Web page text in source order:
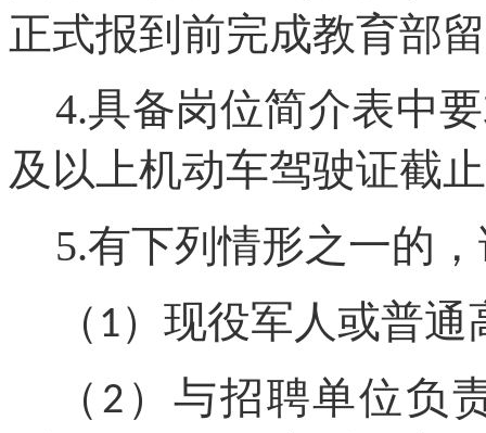
正式报到前完成教育部
4.具备岗位简介表中
及以上机动车驾驶证截
5.有下列情形之一的
（ 1）现役军人或普
（ 2 ）与招聘单位负